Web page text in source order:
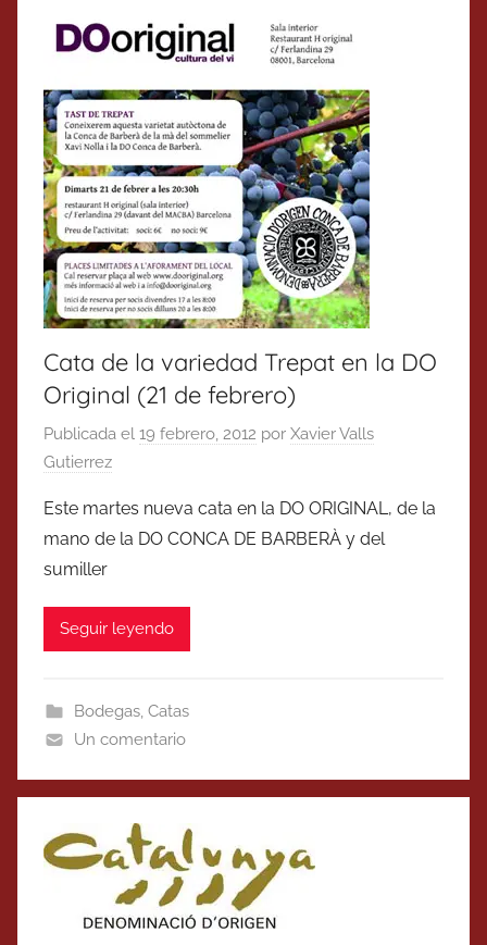
Cata de la variedad Trepat en la DO
Original (21 de febrero)
Publicada el 19 febrero, 2012 por Xavier Valls
Gutierrez
Este martes nueva cata en la DO ORIGINAL, de la
mano de la DO CONCA DE BARBERÀ y del
sumiller
Seguir leyendo
Bodegas, Catas
Un comentario